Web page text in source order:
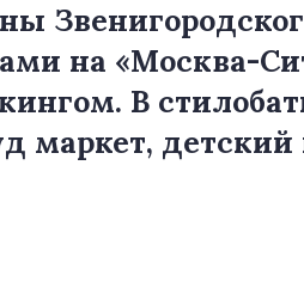
на «Москва-
В
маркет, детский